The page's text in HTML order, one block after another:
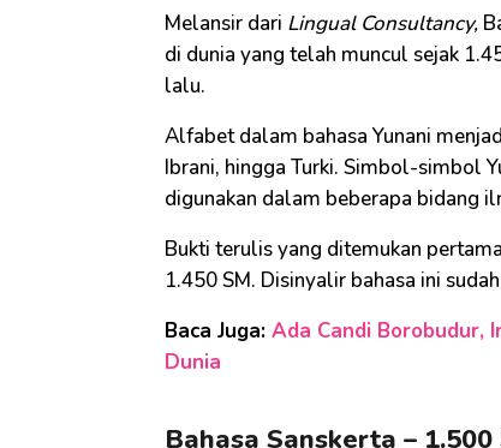
Melansir dari Lingual Consultancy,
di dunia yang telah muncul sejak
lalu.
Alfabet dalam bahasa Yunani
Ibrani, hingga Turki. Simbol-simbol
digunakan dalam beberapa bidang
Bukti terulis yang ditemukan
1.450 SM. Disinyalir bahasa ini
Baca Juga: Ada Candi Borobudur,
Dunia
Bahasa Sanskerta –